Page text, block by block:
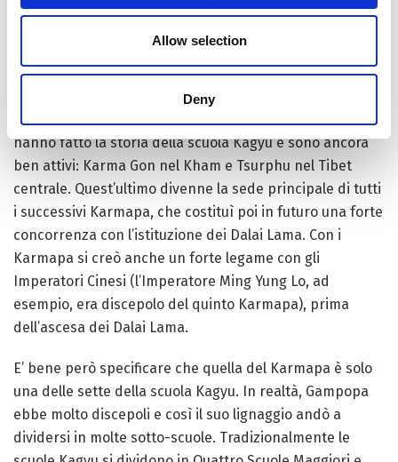
Allow selection
Deny
reincarnazione e poter così continuare, in un corpo
Dusum Khyenpa, poi conosciuto come Karmapa,
divenne il primo tulku (maestro reincarnato) della
religione tibetana. Dusum Khyenpa fondò due
importanti monasteri del suo lignaggio, monasteri che
hanno fatto la storia della scuola Kagyu e sono ancora
ben attivi: Karma Gon nel Kham e Tsurphu nel Tibet
centrale. Quest’ultimo divenne la sede principale di tutti
i successivi Karmapa, che costituì poi in futuro una forte
concorrenza con l’istituzione dei Dalai Lama. Con i
Karmapa si creò anche un forte legame con gli
Imperatori Cinesi (l’Imperatore Ming Yung Lo, ad
esempio, era discepolo del quinto Karmapa), prima
dell’ascesa dei Dalai Lama.
E’ bene però specificare che quella del Karmapa è solo
una delle sette della scuola Kagyu. In realtà, Gampopa
ebbe molto discepoli e così il suo lignaggio andò a
dividersi in molte sotto-scuole. Tradizionalmente le